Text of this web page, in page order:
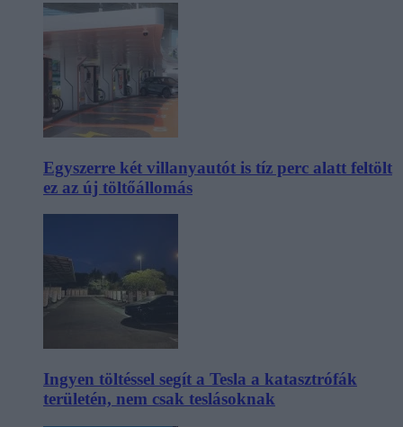
Egyszerre két villanyautót is tíz perc alatt feltölt
ez az új töltőállomás
Ingyen töltéssel segít a Tesla a katasztrófák
területén, nem csak teslásoknak